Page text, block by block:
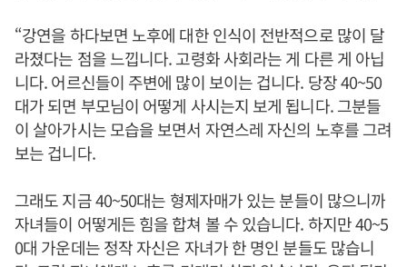
“강연을 하다보면 노후에 대한 인식이 전반적으로 많이 달
라졌다는 점을 느낍니다. 고령화 사회라는 게 다른 게 아닙
니다. 어르신들이 주변에 많이 보이는 겁니다. 당장 40~50
대가 되면 부모님이 어떻게 사시는지 보게 됩니다. 그분들
이 살아가시는 모습을 보면서 자연스레 자신의 노후를 그려
보는 겁니다.
그래도 지금 40~50대는 형제자매가 있는 분들이 많으니까
자녀들이 어떻게든 힘을 합쳐 볼 수 있습니다. 하지만 40~5
0대 가운데는 정작 자신은 자녀가 한 명인 분들도 많습니